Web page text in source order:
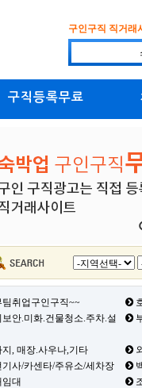
구인구직 직거래
구직등록무료
취업구인구직~~
안.미화.건물청소.주차.설
, 매장.사우나,기타
사/카센타/주유소/세차장
대